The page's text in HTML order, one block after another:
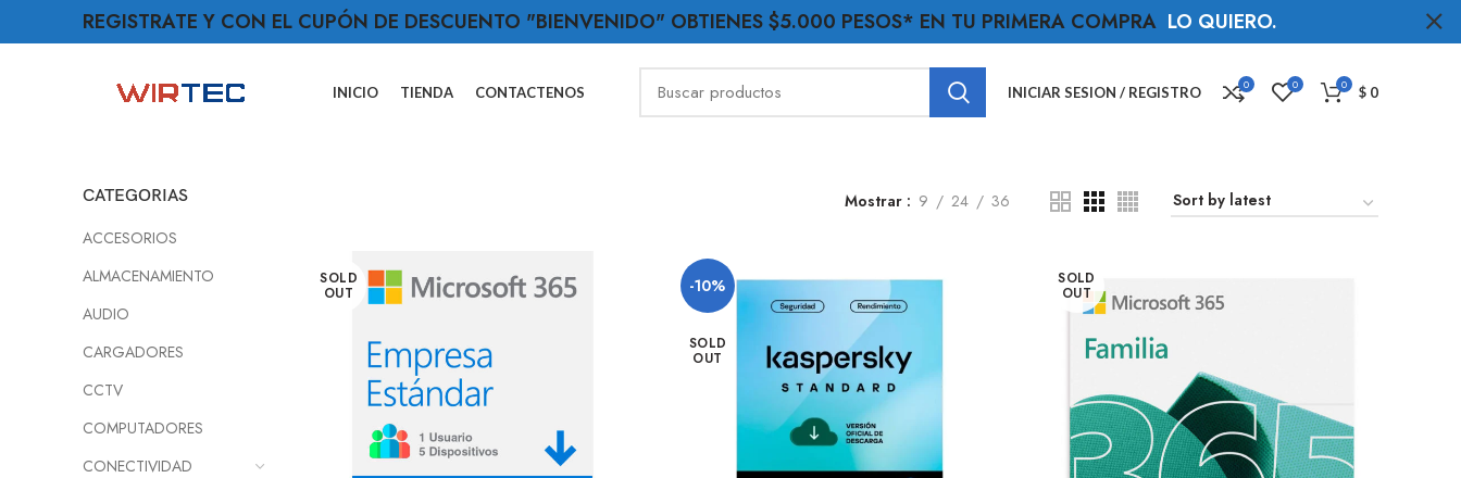
INICIO TIENDA CONTACTENOS INICIAR SESION / REGISTRO 0 0 0 $ 0
CATEGORIAS
ACCESORIOS
ALMACENAMIENTO
AUDIO
CARGADORES
CCTV
COMPUTADORES
CONECTIVIDAD
Mostrar 9 24 36
SOLD
OUT -10%
SOLD
OUT
SOLD
OUT
REGISTRATE Y CON EL CUPÓN DE DESCUENTO "BIENVENIDO" OBTIENES $5.000 PESOS* EN TU PRIMERA COMPRA LO QUIERO.